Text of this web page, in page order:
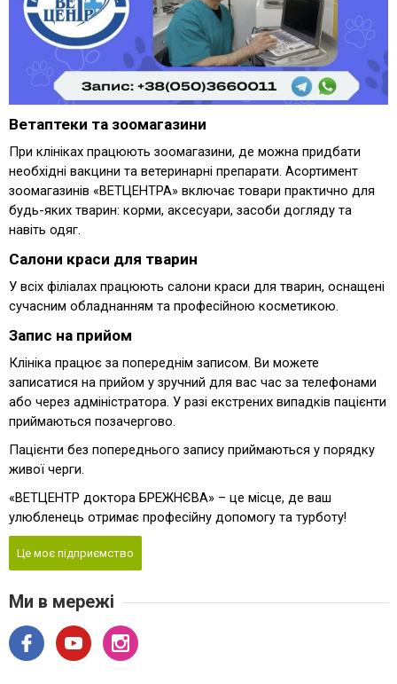
Ветаптеки та зоомагазини
При клініках працюють зоомагазини, де можна придбати
необхідні вакцини та ветеринарні препарати. Асортимент
зоомагазинів «ВЕТЦЕНТРА» включає товари практично для
будь-яких тварин: корми, аксесуари, засоби догляду та
навіть одяг.
Салони краси для тварин
У всіх філіалах працюють салони краси для тварин, оснащені
сучасним обладнанням та професійною косметикою.
Запис на прийом
Клініка працює за попереднім записом. Ви можете
записатися на прийом у зручний для вас час за телефонами
або через адміністратора. У разі екстрених випадків пацієнти
приймаються позачергово.
Пацієнти без попереднього запису приймаються у порядку
живої черги.
«ВЕТЦЕНТР доктора БРЕЖНЄВА» – це місце, де ваш
улюбленець отримає професійну допомогу та турботу!
Це моє підприємство
Ми в мережі